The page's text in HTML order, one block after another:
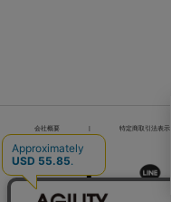
会社概要 | 特定商取引法表示